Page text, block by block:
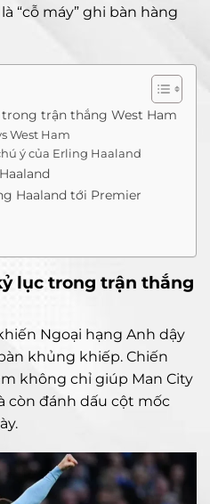
“cỗ máy” ghi bàn hàng
trận thắng West Ham
West Ham
ý của Erling Haaland
Haaland tới Premier
lục trong trận thắng
Ngoại hạng Anh dậy
khủng khiếp. Chiến
không chỉ giúp Man City
còn đánh dấu cột mốc